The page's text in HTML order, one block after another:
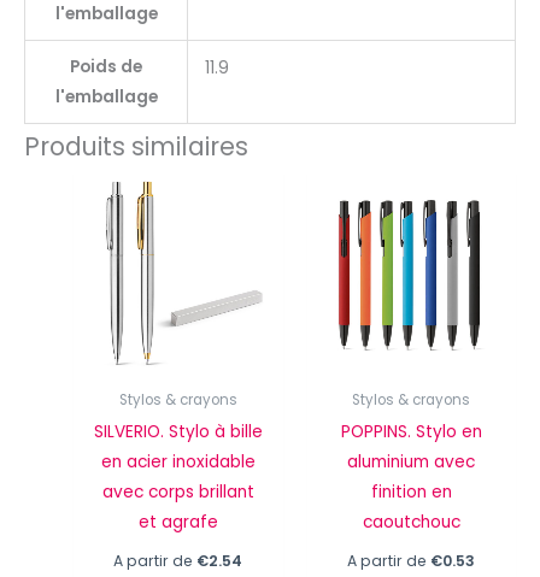
l'emballage
Poids de
l'emballage
11.9
Produits similaires
Stylos & crayons
SILVERIO. Stylo à bille
en acier inoxidable
avec corps brillant
et agrafe
A partir de €2.54
Stylos & crayons
POPPINS. Stylo en
aluminium avec
finition en
caoutchouc
A partir de €0.53